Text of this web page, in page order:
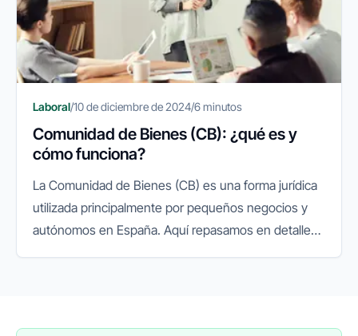
Laboral/10 de diciembre de 2024/6 minutos
Comunidad de Bienes (CB): ¿qué es y
cómo funciona?
La Comunidad de Bienes (CB) es una forma jurídica
utilizada principalmente por pequeños negocios y
autónomos en España. Aquí repasamos en detalle